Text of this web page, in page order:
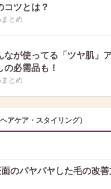
コツとは？
とめ
なが使ってる「ツヤ肌」
の必需品も！
とめ
ヘアケア・スタイリング）
のパヤパヤした毛の改善